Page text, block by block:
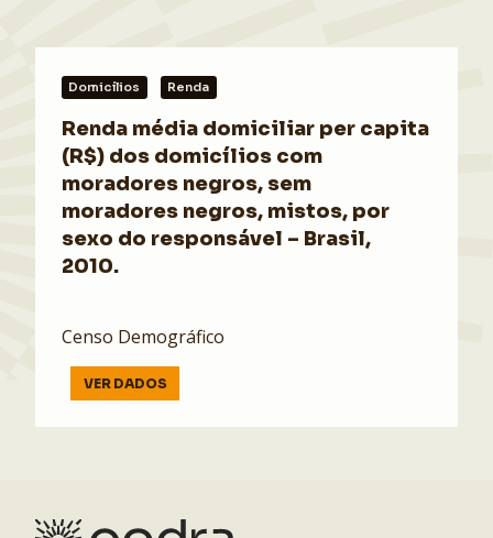
Domicílios Renda
Renda média domiciliar per capita
(R$) dos domicílios com
moradores negros, sem
moradores negros, mistos, por
sexo do responsável – Brasil,
2010.
Censo Demográfico
VER DADOS